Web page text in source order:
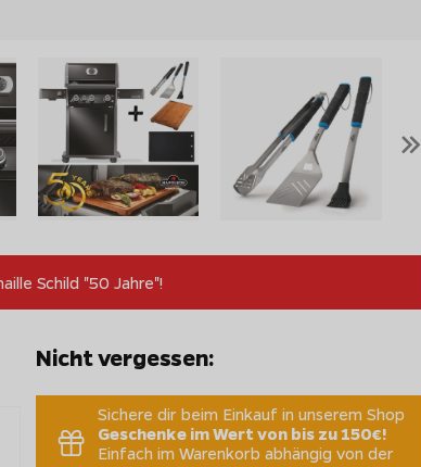
»
Schild "50 Jahre"!
Nicht vergessen:
Sichere dir beim Einkauf in unserem Shop
Geschenke im Wert von bis zu 150€!
Einfach im Warenkorb abhängig von der